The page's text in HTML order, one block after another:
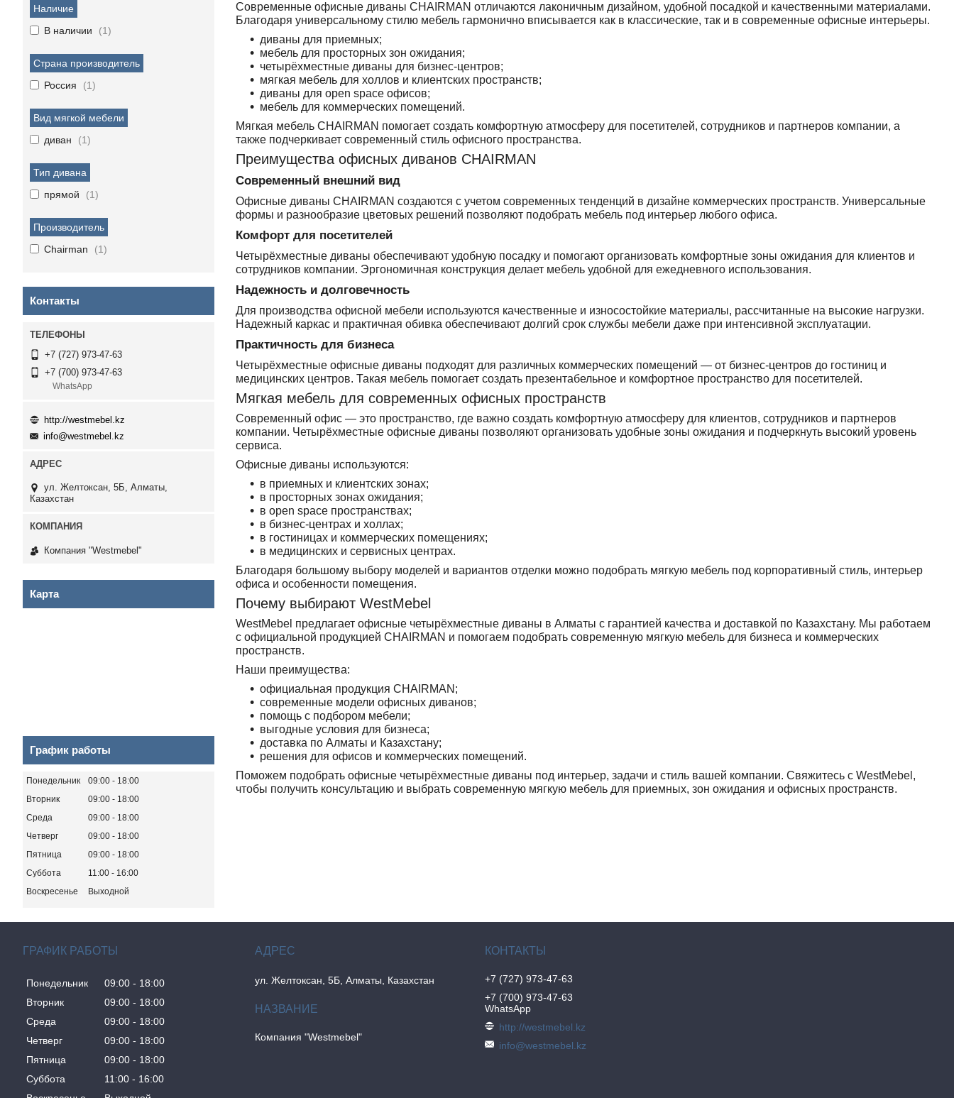
Современные офисные диваны CHAIRMAN отличаются лаконичным дизайном, удобной посадкой и качественными материалами.
Благодаря универсальному стилю мебель гармонично вписывается как в классические, так и в современные офисные интерьеры.
диваны для приемных;
мебель для просторных зон ожидания;
четырёхместные диваны для бизнес-центров;
мягкая мебель для холлов и клиентских пространств;
диваны для open space офисов;
мебель для коммерческих помещений.
Мягкая мебель CHAIRMAN помогает создать комфортную атмосферу для посетителей, сотрудников и партнеров компании, а
также подчеркивает современный стиль офисного пространства.
Преимущества офисных диванов CHAIRMAN
Современный внешний вид
Офисные диваны CHAIRMAN создаются с учетом современных тенденций в дизайне коммерческих пространств. Универсальные
формы и разнообразие цветовых решений позволяют подобрать мебель под интерьер любого офиса.
Комфорт для посетителей
Четырёхместные диваны обеспечивают удобную посадку и помогают организовать комфортные зоны ожидания для клиентов и
сотрудников компании. Эргономичная конструкция делает мебель удобной для ежедневного использования.
Надежность и долговечность
Для производства офисной мебели используются качественные и износостойкие материалы, рассчитанные на высокие нагрузки.
Надежный каркас и практичная обивка обеспечивают долгий срок службы мебели даже при интенсивной эксплуатации.
Практичность для бизнеса
Четырёхместные офисные диваны подходят для различных коммерческих помещений — от бизнес-центров до гостиниц и
медицинских центров. Такая мебель помогает создать презентабельное и комфортное пространство для посетителей.
Мягкая мебель для современных офисных пространств
Современный офис — это пространство, где важно создать комфортную атмосферу для клиентов, сотрудников и партнеров
компании. Четырёхместные офисные диваны позволяют организовать удобные зоны ожидания и подчеркнуть высокий уровень
сервиса.
Офисные диваны используются:
в приемных и клиентских зонах;
в просторных зонах ожидания;
в open space пространствах;
в бизнес-центрах и холлах;
в гостиницах и коммерческих помещениях;
в медицинских и сервисных центрах.
Благодаря большому выбору моделей и вариантов отделки можно подобрать мягкую мебель под корпоративный стиль, интерьер
офиса и особенности помещения.
Почему выбирают WestMebel
WestMebel предлагает офисные четырёхместные диваны в Алматы с гарантией качества и доставкой по Казахстану. Мы работаем
с официальной продукцией CHAIRMAN и помогаем подобрать современную мягкую мебель для бизнеса и коммерческих
пространств.
Наши преимущества:
официальная продукция CHAIRMAN;
современные модели офисных диванов;
помощь с подбором мебели;
выгодные условия для бизнеса;
доставка по Алматы и Казахстану;
решения для офисов и коммерческих помещений.
Поможем подобрать офисные четырёхместные диваны под интерьер, задачи и стиль вашей компании. Свяжитесь с WestMebel,
чтобы получить консультацию и выбрать современную мягкую мебель для приемных, зон ожидания и офисных пространств.
Наличие
В наличии
1
Страна производитель
Россия
1
Вид мягкой мебели
диван
1
Тип дивана
прямой
1
Производитель
Chairman
1
Контакты
+7 (727) 973-47-63
+7 (700) 973-47-63
WhatsApp
http://westmebel.kz
info@westmebel.kz
ул. Желтоксан, 5Б, Алматы,
Казахстан
Компания "Westmebel"
Карта
График работы
Понедельник 09:00
18:00
Вторник
09:00
18:00
Среда
09:00
18:00
Четверг
09:00
18:00
Пятница
09:00
18:00
Суббота
11:00
16:00
Воскресенье
Выходной
ГРАФИК РАБОТЫ
Понедельник 09:00
18:00
Вторник
09:00
18:00
Среда
09:00
18:00
Четверг
09:00
18:00
Пятница
09:00
18:00
Суббота
11:00
16:00
ул. Желтоксан, 5Б, Алматы, Казахстан
Компания "Westmebel"
+7 (727) 973-47-63
+7 (700) 973-47-63
WhatsApp
http://westmebel.kz
info@westmebel.kz